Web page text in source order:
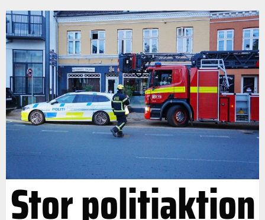
Stor politiaktion